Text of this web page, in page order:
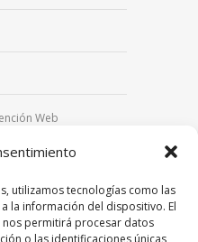
utilizamos tecnologías como las
la información del dispositivo. El
permitirá procesar datos
o las identificaciones únicas
Web